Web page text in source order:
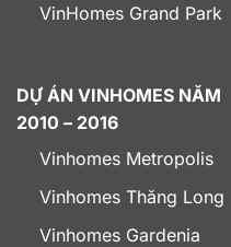
VinHomes Grand Park
DỰ ÁN VINHOMES NĂM
2010 – 2016
Vinhomes Metropolis
Vinhomes Thăng Long
Vinhomes Gardenia